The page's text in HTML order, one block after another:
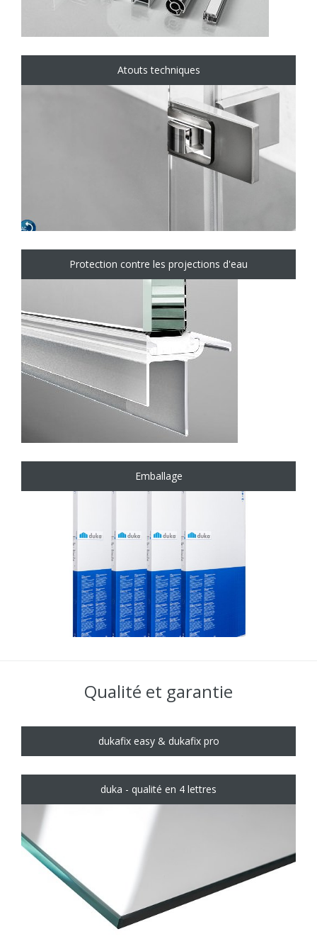
Atouts techniques
Protection contre les projections d'eau
Emballage
Qualité et garantie
dukafix easy & dukafix pro
duka - qualité en 4 lettres